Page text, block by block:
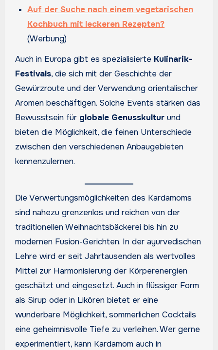
Auf der Suche nach einem vegetarischen
Kochbuch mit leckeren Rezepten?
(Werbung)
Auch in Europa gibt es spezialisierte Kulinarik-
Festivals, die sich mit der Geschichte der
Gewürzroute und der Verwendung orientalischer
Aromen beschäftigen. Solche Events stärken das
Bewusstsein für globale Genusskulturund
bieten die Möglichkeit, die feinen Unterschiede
zwischen den verschiedenen Anbaugebieten
kennenzulernen.
Die Verwertungsmöglichkeiten des Kardamoms
sind nahezu grenzenlos und reichen von der
traditionellen Weihnachtsbäckerei bis hin zu
modernen Fusion-Gerichten. In der ayurvedischen
Lehre wird er seit Jahrtausenden als wertvolles
Mittel zur Harmonisierung der Körperenergien
geschätzt und eingesetzt. Auch in flüssiger Form
als Sirup oder in Likören bietet er eine
wunderbare Möglichkeit, sommerlichen Cocktails
eine geheimnisvolle Tiefe zu verleihen. Wer gerne
experimentiert, kann Kardamom auch in